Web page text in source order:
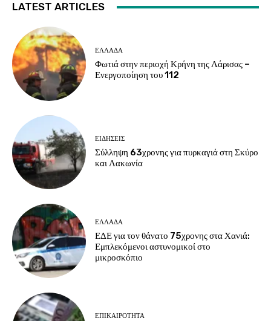
LATEST ARTICLES
ΕΛΛΑΔΑ
Φωτιά στην περιοχή Κρήνη της Λάρισας –
Ενεργοποίηση του 112
ΕΙΔΗΣΕΙΣ
Σύλληψη 63χρονης για πυρκαγιά στη Σκύρο
και Λακωνία
ΕΛΛΑΔΑ
ΕΔΕ για τον θάνατο 75χρονης στα Χανιά:
Εμπλεκόμενοι αστυνομικοί στο
μικροσκόπιο
ΕΠΙΚΑΙΡΟΤΗΤΑ